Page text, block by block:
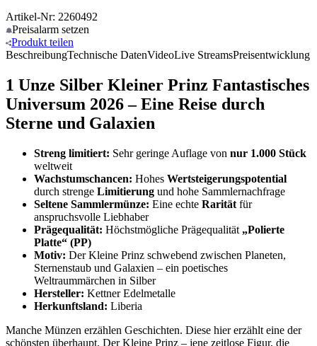
Artikel-Nr: 2260492
Preisalarm setzen
Produkt teilen
BeschreibungTechnische DatenVideoLive StreamsPreisentwicklung
1 Unze Silber Kleiner Prinz Fantastisches
Universum 2026 – Eine Reise durch
Sterne und Galaxien
Streng limitiert: Sehr geringe Auflage von nur 1.000 Stück
weltweit
Wachstumschancen: Hohes Wertsteigerungspotential
durch strenge Limitierung und hohe Sammlernachfrage
Seltene Sammlermünze: Eine echte Rarität für
anspruchsvolle Liebhaber
Prägequalität: Höchstmögliche Prägequalität „Polierte
Platte“ (PP)
Motiv: Der Kleine Prinz schwebend zwischen Planeten,
Sternenstaub und Galaxien – ein poetisches
Weltraummärchen in Silber
Hersteller: Kettner Edelmetalle
Herkunftsland: Liberia
Manche Münzen erzählen Geschichten. Diese hier erzählt eine der
schönsten überhaupt. Der Kleine Prinz – jene zeitlose Figur, die